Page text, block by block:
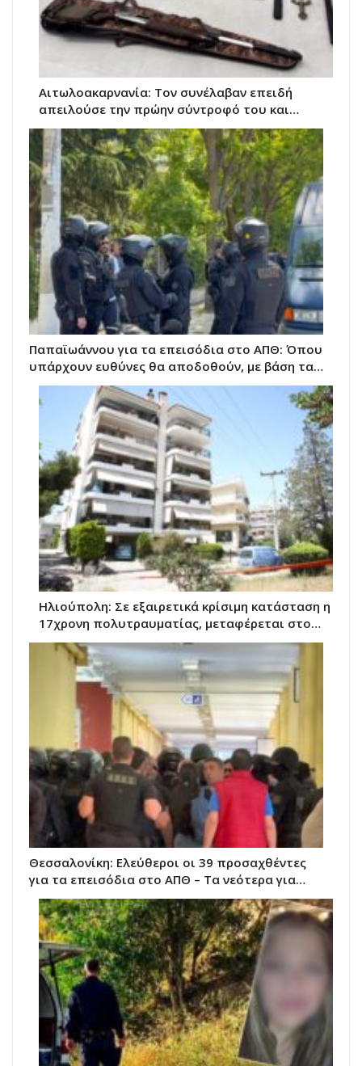
Αιτωλοακαρνανία: Τον συνέλαβαν επειδή
απειλούσε την πρώην σύντροφό του και…
Παπαϊωάννου για τα επεισόδια στο ΑΠΘ: Όπου
υπάρχουν ευθύνες θα αποδοθούν, με βάση τα…
Ηλιούπολη: Σε εξαιρετικά κρίσιμη κατάσταση η
17χρονη πολυτραυματίας, μεταφέρεται στο…
Θεσσαλονίκη: Ελεύθεροι οι 39 προσαχθέντες
για τα επεισόδια στο ΑΠΘ – Τα νεότερα για…